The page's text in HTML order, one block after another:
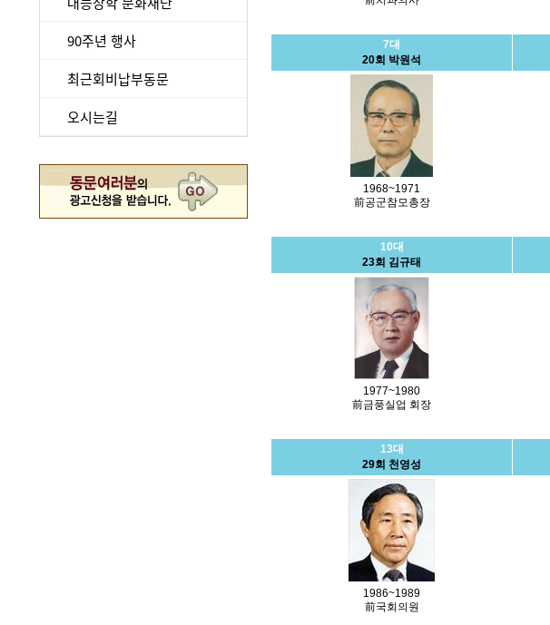
90주년 행사
최근회비납부동문
오시는길
7대
20회 박원석
1968~1971
前공군참모총장
10대
23회 김규태
1977~1980
前금풍실업 회장
13대
29회 천영성
1986~1989
前국회의원